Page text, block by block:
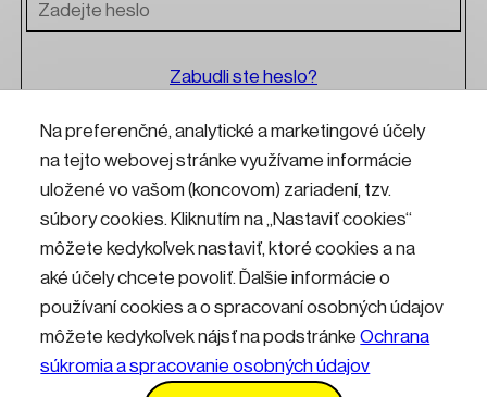
Na preferenčné, analytické a marketingové účely
na tejto webovej stránke využívame informácie
uložené vo vašom (koncovom) zariadení, tzv.
súbory cookies. Kliknutím na „Nastaviť cookies“
môžete kedykoľvek nastaviť, ktoré cookies a na
aké účely chcete povoliť. Ďalšie informácie o
používaní cookies a o spracovaní osobných údajov
môžete kedykoľvek nájsť na podstránkeOchrana
súkromia a spracovanie osobných údajov
Zabudli ste heslo?
Přihlásit
Kontakty Informácie pre návštevníkov